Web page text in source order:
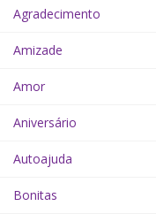
Agradecimento
Amizade
Amor
Aniversário
Autoajuda
Bonitas